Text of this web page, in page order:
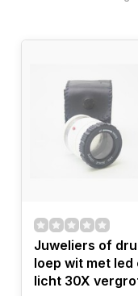
Juweliers of
loep wit met led
licht 30X